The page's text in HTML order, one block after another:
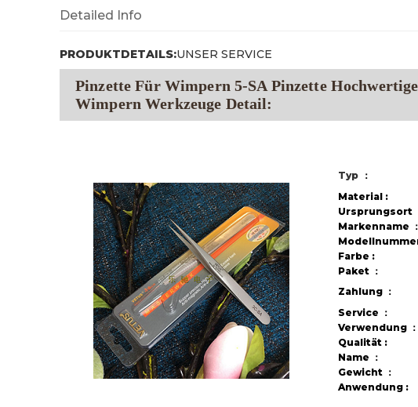
Detailed Info
PRODUKTDETAILS:UNSER SERVICE
Pinzette Für Wimpern 5-SA Pinzette
Wimpern Werkzeuge Detail:
Typ ：
Material :
Ursprungsort
Markenname ：
Farbe :
Paket ：
Zahlung ：
Service ：
Verwendung ：
Qualität :
Name ：
Gewicht ：
Anwendung :